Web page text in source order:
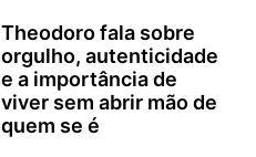
Theodoro fala sobre
orgulho, autenticidade
e a importância de
viver sem abrir mão de
quem se é